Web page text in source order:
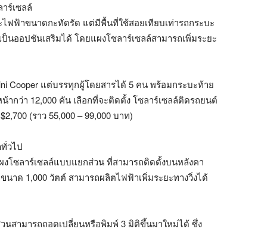
ร์เซลล์
ไฟฟ้าขนาดกะทัดรัด แต่มีพื้นที่ใช้สอยเทียบเท่ารถกระบะ
นออปชันเสริมได้ โดยแผงโซลาร์เซลล์สามารถเพิ่มระยะ
Cooper แต่บรรทุกผู้โดยสารได้ 5 คน พร้อมกระบะท้าย
ากว่า 12,000 คัน เลือกที่จะติดตั้ง โซลาร์เซลล์ติดรถยนต์
(ราว 55,000 – 99,000 บาท)
วไป
โซลาร์เซลล์แบบแยกส่วน ที่สามารถติดตั้งบนหลังคา
าด 1,000 วัตต์ สามารถผลิตไฟฟ้าเพิ่มระยะทางวิ่งได้
สามารถถอดเปลี่ยนหรือพิมพ์ 3 มิติขึ้นมาใหม่ได้ ซึ่ง